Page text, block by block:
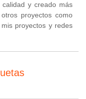
y creado más
proyectos como
proyectos y redes